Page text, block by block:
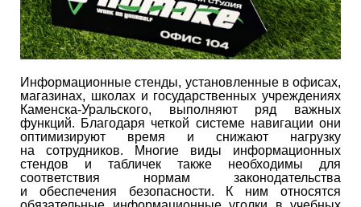
Информационные стенды, установленные в офисах,
магазинах, школах и государственных учреждениях
Каменска-Уральского, выполняют ряд важных
функций. Благодаря четкой системе навигации они
оптимизируют время и снижают нагрузку
на сотрудников. Многие виды информационных
стендов и табличек также необходимы для
соответствия нормам законодательства
и обеспечения безопасности. К ним относятся